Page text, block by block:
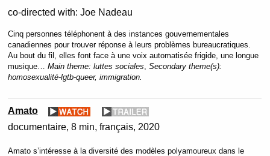
co-directed with: Joe Nadeau
Cinq personnes téléphonent à des instances gouvernementales
canadiennes pour trouver réponse à leurs problèmes bureaucratiques.
Au bout du fil, elles font face à une voix automatisée frigide, une longue
musique… Main theme: luttes sociales, Secondary theme(s):
homosexualité-lgtb-queer, immigration.
Amato
documentaire 8 min français 2020
Amato s’intéresse à la diversité des modèles polyamoureux dans le